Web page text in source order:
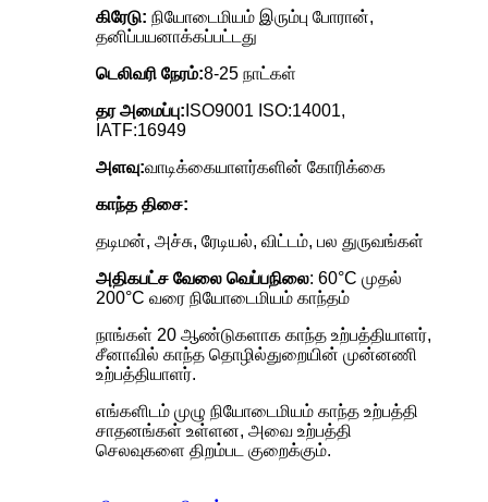
கிரேடு: நியோடைமியம் இரும்பு போரான்,
தனிப்பயனாக்கப்பட்டது
டெலிவரி நேரம்:8-25 நாட்கள்
தர அமைப்பு: ISO9001 ISO:14001,
IATF:16949
அளவு:வாடிக்கையாளர்களின் கோரிக்கை
காந்த திசை:
தடிமன், அச்சு, ரேடியல், விட்டம், பல துருவங்கள்
அதிகபட்ச வேலை வெப்பநிலை: 60°C முதல்
200°C வரை நியோடைமியம் காந்தம்
நாங்கள் 20 ஆண்டுகளாக காந்த உற்பத்தியாளர்,
சீனாவில் காந்த தொழில்துறையின் முன்னணி
உற்பத்தியாளர்.
எங்களிடம் முழு நியோடைமியம் காந்த உற்பத்தி
சாதனங்கள் உள்ளன, அவை உற்பத்தி
செலவுகளை திறம்பட குறைக்கும்.